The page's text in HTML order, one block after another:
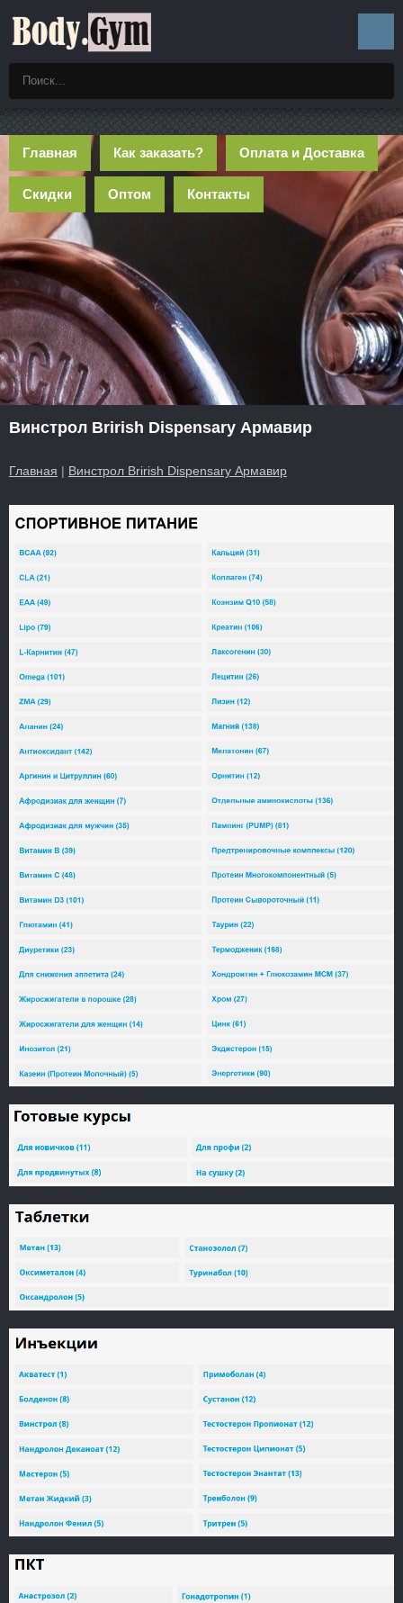
Главная Как заказать? Оплата и Доставка
Скидки Оптом Контакты
Винстрол Brirish Dispensary Армавир
Главная | Винстрол Brirish Dispensary Армавир